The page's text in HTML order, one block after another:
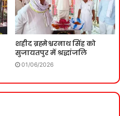
शहीद ब्रह्मेश्वरनाथ सिंह को
सुजायतपुर में श्रद्धांजलि
01/06/2026